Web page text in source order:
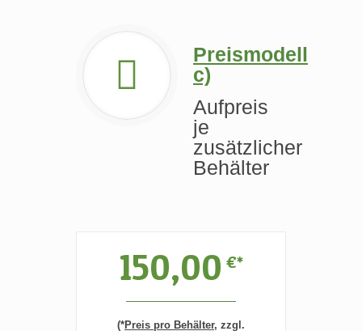
Preismodell
c)
Aufpreis
je
zusätzlicher
Behälter
150,00 €*
(*Preis pro Behälter, zzgl.